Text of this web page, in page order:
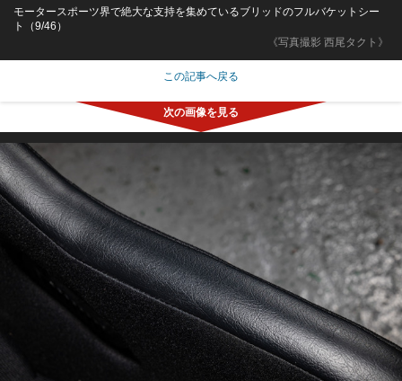
《写真撮影 西尾タクト》
モータースポーツ界で絶大な支持を集めているブリッドのフルバケットシー
ト（9/46）
この記事へ戻る